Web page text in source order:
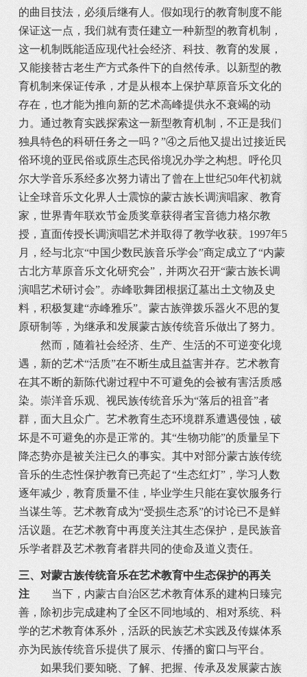
的曲目技法，必须后继有人。假如现行的教育制度不能
保证这一点，我们就有责任建立一种新型的教育机制，
这一机制既能适应现代社会经济、科技、教育的发展，
又能接替古老生产方式条件下的自然传承。以新型的教
育机制来保证传承，才是从根本上保护草原音乐文化的
存在，也才能为推向新的艺术高峰提供永不衰竭的动
力。通过教育实践探索这一新型教育机制，不正是我们
独具特色的科研任务之一吗？”④之后他又提出过接近民
俗环境的亚民俗或原生态民俗境况办学之构想。呼伦贝
尔大学音乐系经多次努力请出了曾在上世纪50年代初就
让全球音乐文化界人士震惊的蒙古族长调演唱家、教育
家，世界青年联欢节金质奖章获得者宝音德力格尔教
授，直面传授长调演唱艺术并取得了教学收获。1997年5
月，经与北京“中国少数民族音乐学会”商定成立了“内蒙
古北方草原音乐文化研究会”，并两次召开“蒙古族长调
演唱艺术研讨会”。赤峰歌舞团根据辽墓出土文物及史
料，积极复建“赤峰雅乐”。蒙古族弹拨乐器火不思的复
原研制等，为继承和发展蒙古族传统音乐做出了努力。
然而，随着社会经济、生产、生活的不可逆变化境
遇，新的艺术“活质”在不断生成且益害并存。艺术教育
在其不断的新陈代谢过程中不可避免的会被有害活质感
染。崇洋音乐观、视民族传统音乐为“落后的祖音”者
群，面大且众广。艺术教育生态环境群系遭遇侵蚀，破
坏是不可避免的亦是正常的。其“生物功能”的质量呈下
降态势亦是被关注已久的事实。其中对部分蒙古族传统
音乐的生态性保护教育已亮起了“生态红灯”，学习人数
逐年减少，教育质量不佳，毕业学生只能在宴饮服务行
当谋生等。艺术教育成为“受损生态系”的讨论已不是鲜
活议题。在艺术教育中再度关注其生态保护，是民族音
乐学者群及艺术教育者群共同的使命及道义责任。
三、对蒙古族传统音乐在艺术教育中生态保护的再关
注当下，内蒙古自治区艺术教育体系的建构日臻完
善，除初步完成建构了全区不同地域的、相对系统、科
学的艺术教育体系外，活跃的民族艺术实践及传媒体系
亦为民族传统音乐提供了展示、传播的窗口与平台。
如果我们要知晓、了解、把握、传承及发展蒙古族